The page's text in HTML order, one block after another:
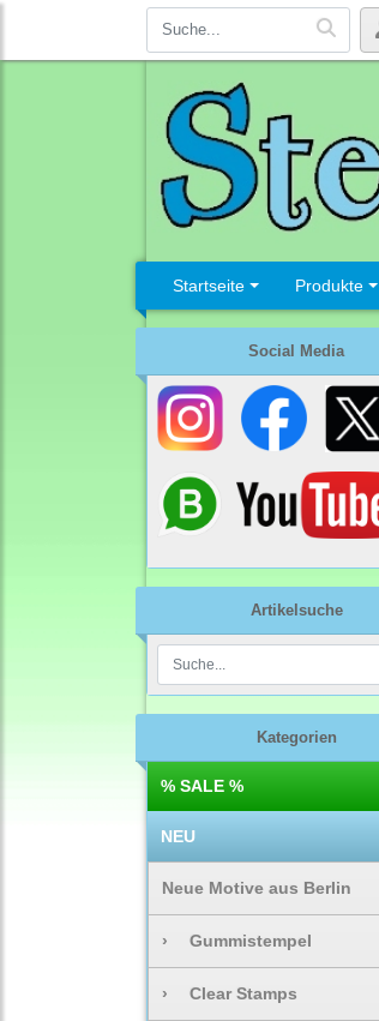
Startseite Produkte
Social Media
Artikelsuche
Kategorien
% SALE %
NEU
Neue Motive aus Berlin
› Gummistempel
› Clear Stamps